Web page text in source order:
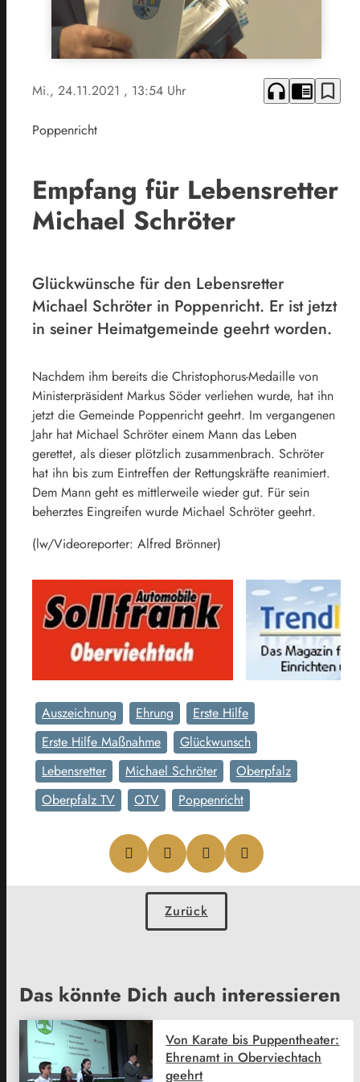
Mi., 24.11.2021 , 13:54 Uhr headphones chrome_reader_mode bookmark_border
Poppenricht
Empfang für Lebensretter
Michael Schröter
Glückwünsche für den Lebensretter
Michael Schröter in Poppenricht. Er ist jetzt
in seiner Heimatgemeinde geehrt worden.
Nachdem ihm bereits die Christophorus-Medaille von
Ministerpräsident Markus Söder verliehen wurde, hat ihn
jetzt die Gemeinde Poppenricht geehrt. Im vergangenen
Jahr hat Michael Schröter einem Mann das Leben
gerettet, als dieser plötzlich zusammenbrach. Schröter
hat ihn bis zum Eintreffen der Rettungskräfte reanimiert.
Dem Mann geht es mittlerweile wieder gut. Für sein
beherztes Eingreifen wurde Michael Schröter geehrt.
(lw/Videoreporter: Alfred Brönner)
Auszeichnung Ehrung
Erste Hilfe
Erste Hilfe Maßnahme
Glückwunsch
Lebensretter
Michael Schröter
Oberpfalz
Oberpfalz TV
OTV Poppenricht
Zurück
Das könnte Dich auch interessieren
Von Karate bis Puppentheater:
Ehrenamt in Oberviechtach
geehrt